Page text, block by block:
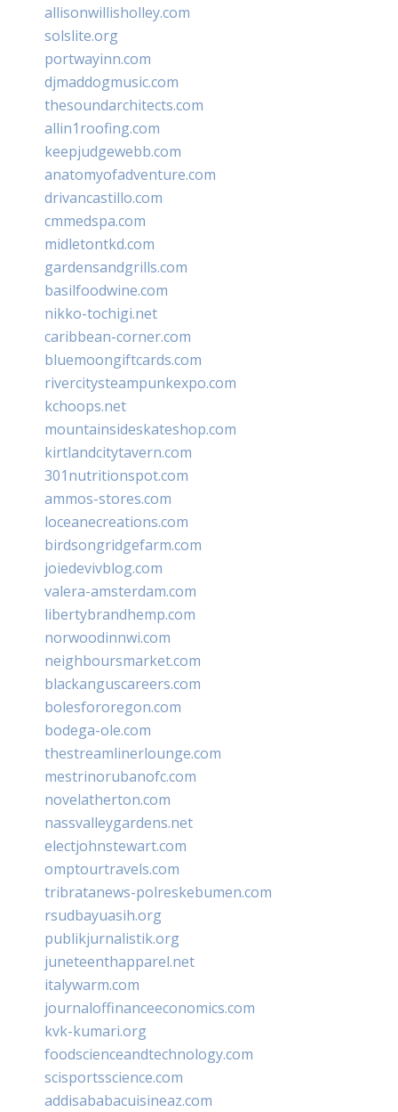
allisonwillisholley.com
solslite.org
portwayinn.com
djmaddogmusic.com
thesoundarchitects.com
allin1roofing.com
keepjudgewebb.com
anatomyofadventure.com
drivancastillo.com
cmmedspa.com
midletontkd.com
gardensandgrills.com
basilfoodwine.com
nikko-tochigi.net
caribbean-corner.com
bluemoongiftcards.com
rivercitysteampunkexpo.com
kchoops.net
mountainsideskateshop.com
kirtlandcitytavern.com
301nutritionspot.com
ammos-stores.com
loceanecreations.com
birdsongridgefarm.com
joiedevivblog.com
valera-amsterdam.com
libertybrandhemp.com
norwoodinnwi.com
neighboursmarket.com
blackanguscareers.com
bolesfororegon.com
bodega-ole.com
thestreamlinerlounge.com
mestrinorubanofc.com
novelatherton.com
nassvalleygardens.net
electjohnstewart.com
omptourtravels.com
tribratanews-polreskebumen.com
rsudbayuasih.org
publikjurnalistik.org
juneteenthapparel.net
italywarm.com
journaloffinanceeconomics.com
kvk-kumari.org
foodscienceandtechnology.com
scisportsscience.com
addisababacuisineaz.com